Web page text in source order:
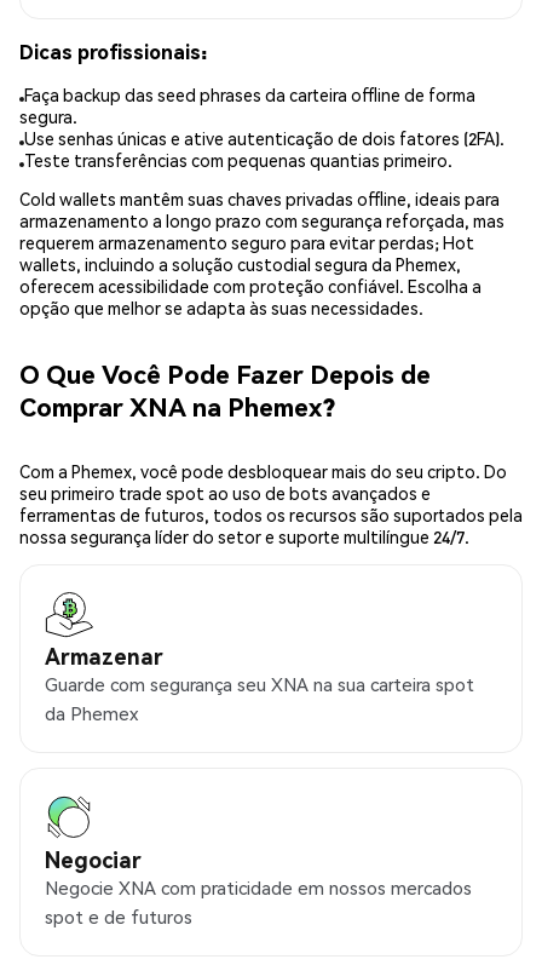
Dicas profissionais:
Faça backup das seed phrases da carteira offline de forma
segura.
Use senhas únicas e ative autenticação de dois fatores (2FA).
Teste transferências com pequenas quantias primeiro.
Cold wallets mantêm suas chaves privadas offline, ideais para
armazenamento a longo prazo com segurança reforçada, mas
requerem armazenamento seguro para evitar perdas; Hot
wallets, incluindo a solução custodial segura da Phemex,
oferecem acessibilidade com proteção confiável. Escolha a
opção que melhor se adapta às suas necessidades.
O Que Você Pode Fazer Depois de
Comprar XNA na Phemex?
Com a Phemex, você pode desbloquear mais do seu cripto. Do
seu primeiro trade spot ao uso de bots avançados e
ferramentas de futuros, todos os recursos são suportados pela
nossa segurança líder do setor e suporte multilíngue 24/7.
Armazenar
Guarde com segurança seu XNA na sua carteira spot
da Phemex
Negociar
Negocie XNA com praticidade em nossos mercados
spot e de futuros